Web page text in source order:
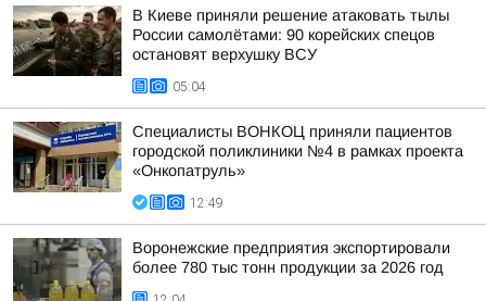
В Киеве приняли решение атаковать тылы
России самолётами: 90 корейских спецов
остановят верхушку ВСУ
05:04
Специалисты ВОНКОЦ приняли пациентов
городской поликлиники №4 в рамках проекта
«Онкопатруль»
12:49
Воронежские предприятия экспортировали
более 780 тыс тонн продукции за 2026 год